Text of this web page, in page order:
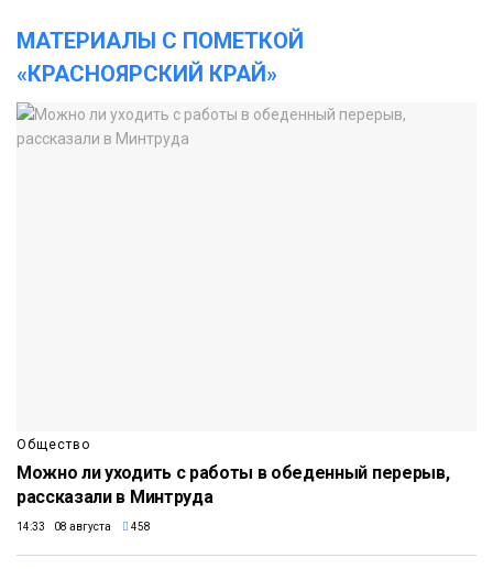
МАТЕРИАЛЫ С ПОМЕТКОЙ
«КРАСНОЯРСКИЙ КРАЙ»
Общество
Можно ли уходить с работы в обеденный перерыв,
рассказали в Минтруда
14:33 08 августа 458